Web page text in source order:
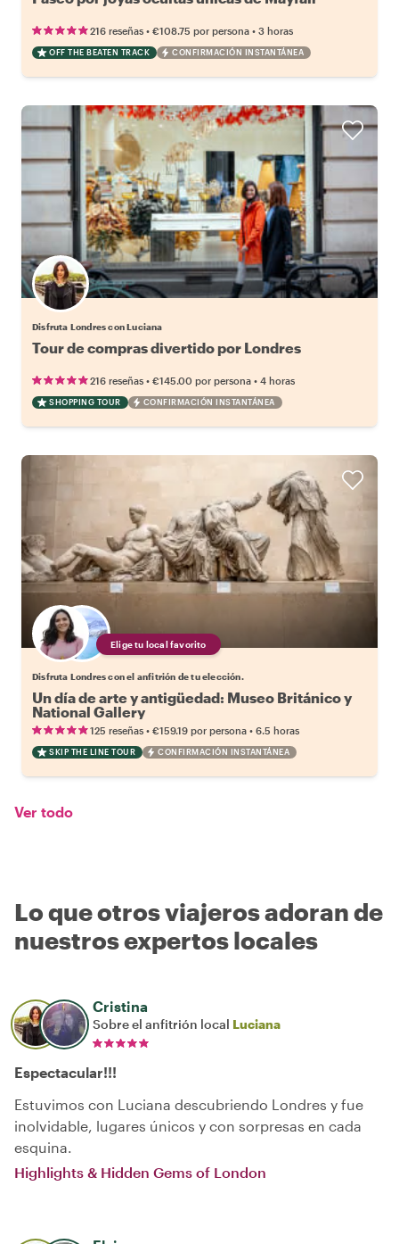
216 reseñas • €108.75 por persona • 3 horas
OFF THE BEATEN TRACK CONFIRMACIÓN INSTANTÁNEA
Disfruta Londres con Luciana
Tour de compras divertido por Londres
216 reseñas • €145.00 por persona • 4 horas
SHOPPING TOUR CONFIRMACIÓN INSTANTÁNEA
Elige tu local favorito
Disfruta Londres con el anfitrión de tu elección.
Un día de arte y antigüedad: Museo Británico y
National Gallery
125 reseñas • €159.19 por persona • 6.5 horas
SKIP THE LINE TOUR CONFIRMACIÓN INSTANTÁNEA
Ver todo
Lo que otros viajeros adoran de
nuestros expertos locales
Cristina
Sobre el anfitrión local Luciana
Espectacular!!!
Estuvimos con Luciana descubriendo Londres y fue
inolvidable, lugares únicos y con sorpresas en cada
esquina.
Highlights & Hidden Gems of London